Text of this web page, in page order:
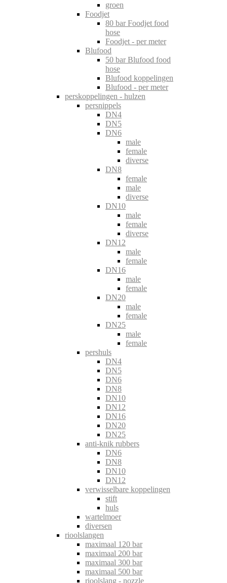
groen
Foodjet
80 bar Foodjet food
hose
Foodjet - per meter
Blufood
50 bar Blufood food
hose
Blufood koppelingen
Blufood - per meter
perskoppelingen - hulzen
persnippels
DN4
DN5
DN6
male
female
diverse
DN8
female
male
diverse
DN10
male
female
diverse
DN12
male
female
DN16
male
female
DN20
male
female
DN25
male
female
pershuls
DN4
DN5
DN6
DN8
DN10
DN12
DN16
DN20
DN25
anti-knik rubbers
DN6
DN8
DN10
DN12
verwisselbare koppelingen
stift
huls
wartelmoer
diversen
rioolslangen
maximaal 120 bar
maximaal 200 bar
maximaal 300 bar
maximaal 500 bar
rioolslang - nozzle